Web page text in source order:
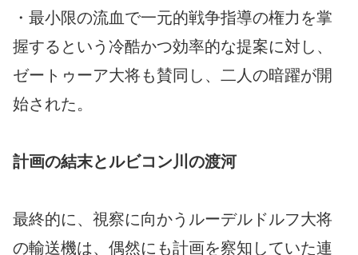
・最小限の流血で一元的戦争指導の権力を掌
握するという冷酷かつ効率的な提案に対し、
ゼートゥーア大将も賛同し、二人の暗躍が開
始された。
計画の結末とルビコン川の渡河
最終的に、視察に向かうルーデルドルフ大将
の輸送機は、偶然にも計画を察知していた連